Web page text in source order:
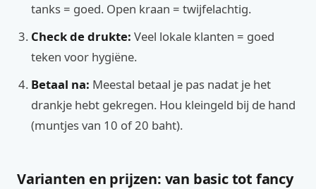
tanks = goed. Open kraan = twijfelachtig.
Check de drukte: Veel lokale klanten = goed
teken voor hygiëne.
Betaal na: Meestal betaal je pas nadat je het
drankje hebt gekregen. Hou kleingeld bij de hand
(muntjes van 10 of 20 baht).
Varianten en prijzen: van basic tot fancy